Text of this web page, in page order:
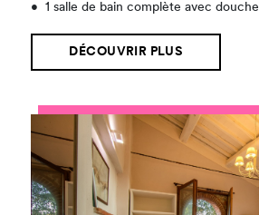
•
1 salle de bain complète avec douche
DÉCOUVRIR PLUS